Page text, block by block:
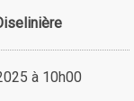
à 10h00